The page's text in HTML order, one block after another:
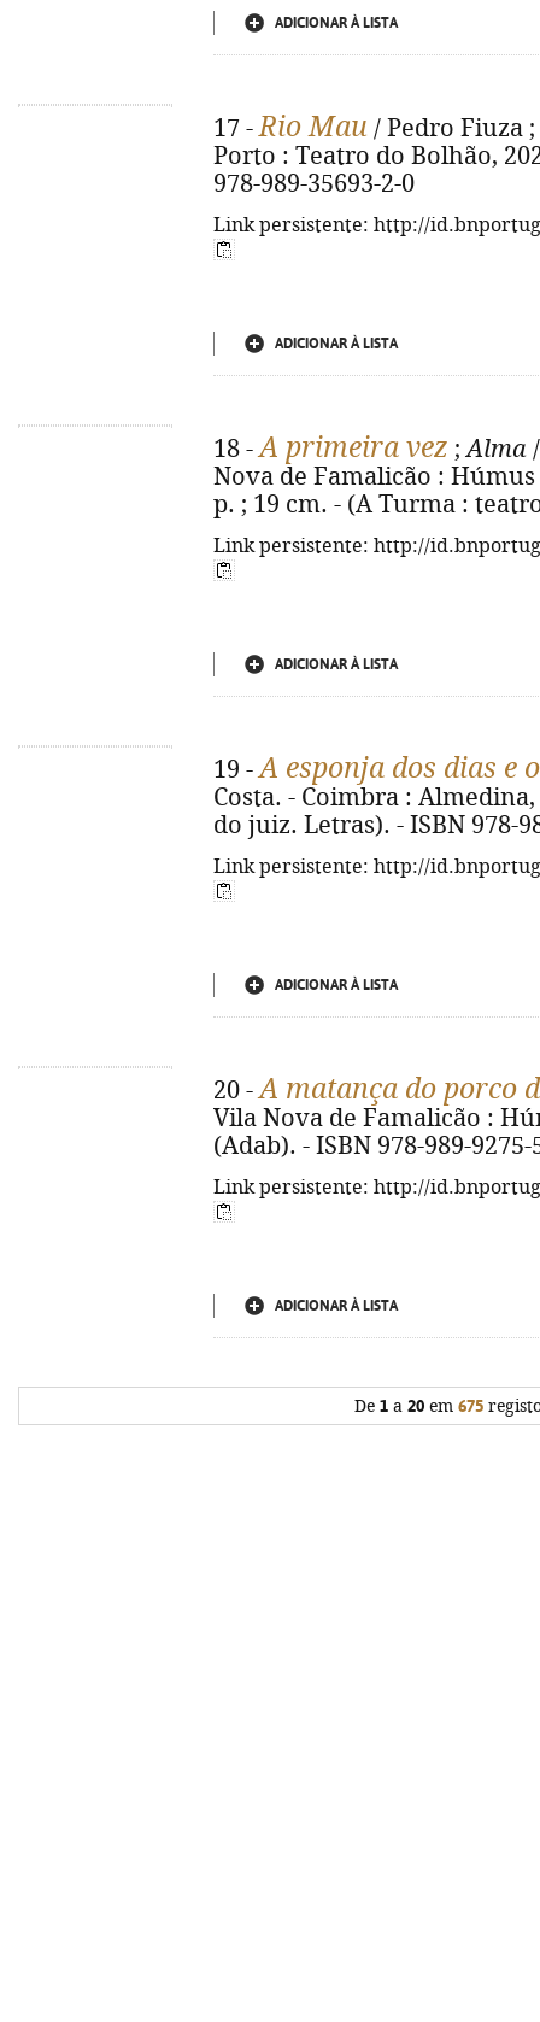
ADICIONAR À LISTA
17 -Rio Mau / Pedro Fiuza
Porto : Teatro do Bolhão,
978-989-35693-2-0
Link persistente: http://
ADICIONAR À LISTA
18 -A primeira vez ;Alma
Nova de Famalicão :
p. ; 19 cm. - (A Turma :
Link persistente: http://
ADICIONAR À LISTA
19 -A esponja dos dias e
Costa. - Coimbra : Almedina,
do juiz. Letras). - ISBN 978-
Link persistente: http://
ADICIONAR À LISTA
20 -A matança do porco
Vila Nova de Famalicão :
(Adab). - ISBN 978-989-9275-
Link persistente: http://
ADICIONAR À LISTA
De 1 a 20 em 675